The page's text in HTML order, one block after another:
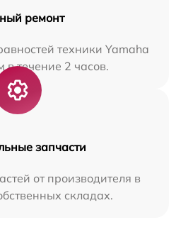
ремонт
техники Yamaha
в течение 2 часов.
запчасти
от производителя в
складах.